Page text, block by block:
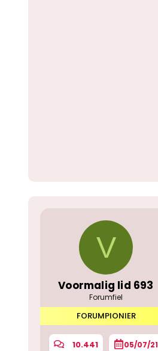
V
Voormalig lid 693
Forumfiel
FORUMPIONIER
10.441 05/07/21